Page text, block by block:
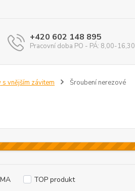
+420 602 148 895
Pracovní doba PO - PÁ: 8,00-16,30
vnějším závitem Šroubení nerezové
TOP produkt